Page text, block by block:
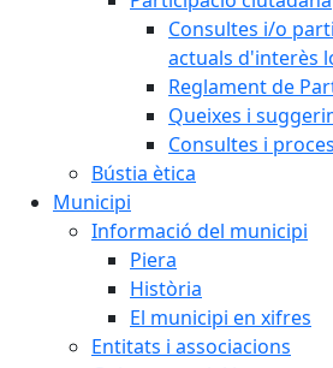
Consultes i/o
actuals d'interès
Reglament de
Queixes i
Consultes i
Bústia ètica
Municipi
Informació del municipi
Piera
Història
El municipi en xifres
Entitats i associacions